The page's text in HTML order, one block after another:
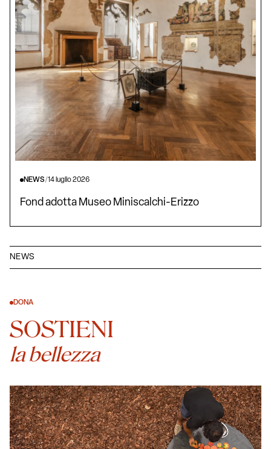
NEWS
NEWS/14 luglio 2026
Fond adotta Museo Miniscalchi-Erizzo
DONA
SOSTIENI
la bellezza